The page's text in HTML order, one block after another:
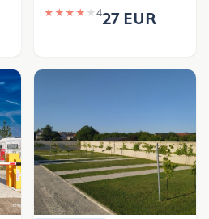
★ ★ ★ ★ ★ 427 EUR